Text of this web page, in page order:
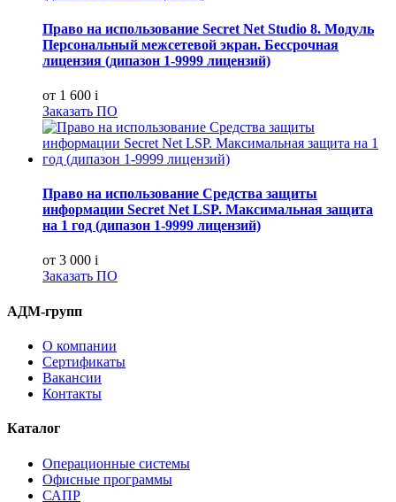
Право на использование Secret Net Studio 8. Модуль
Персональный межсетевой экран. Бессрочная
лицензия (дипазон 1-9999 лицензий)
от 1 600 i
Заказать ПО
Право на использование Средства защиты
информации Secret Net LSP. Максимальная защита
на 1 год (дипазон 1-9999 лицензий)
от 3 000 i
Заказать ПО
АДМ-групп
О компании
Сертификаты
Вакансии
Контакты
Каталог
Операционные системы
Офисные программы
САПР